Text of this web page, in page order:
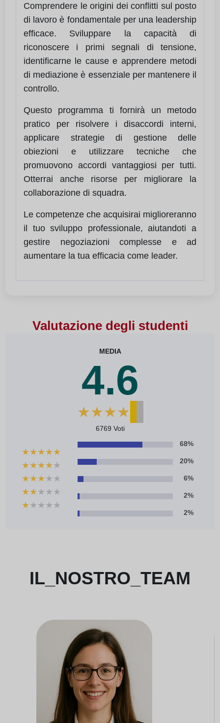
Comprendere le origini dei conflitti sul posto
di lavoro è fondamentale per una leadership
efficace. Sviluppare la capacità di
riconoscere i primi segnali di tensione,
identificarne le cause e apprendere metodi
di mediazione è essenziale per mantenere il
controllo.
Questo programma ti fornirà un metodo
pratico per risolvere i disaccordi interni,
applicare strategie di gestione delle
obiezioni e utilizzare tecniche che
promuovono accordi vantaggiosi per tutti.
Otterrai anche risorse per migliorare la
collaborazione di squadra.
Le competenze che acquisirai miglioreranno
il tuo sviluppo professionale, aiutandoti a
gestire negoziazioni complesse e ad
aumentare la tua efficacia come leader.
Valutazione degli studenti
MEDIA
4.6
★★★★
6769 Voti
★★★★★
★★★★★
★★★★ ★
★★★ ★ ★
★★ ★ ★ ★
68%
20%
6%
2%
2%
IL_NOSTRO_TEAM